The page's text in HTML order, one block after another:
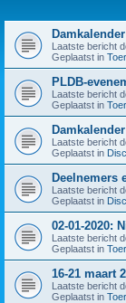
Laatste bericht
Geplaatst in
PLDB-
Laatste bericht
Geplaatst in
Laatste bericht
Geplaatst in
Deelnemers
Laatste bericht
Geplaatst in
02-01-2020:
Laatste bericht
Geplaatst in
16-21 maart
Laatste bericht
Geplaatst in